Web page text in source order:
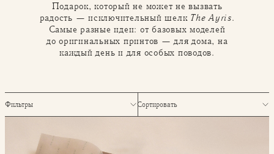
Подарок, который не может не вызвать
радость — исключительный шелк The Ayris.
Самые разные идеи: от базовыхмоделей
до оригинальных принтов — для дома, на
каждый деньи для особых поводов.
Фильтры Сортировать